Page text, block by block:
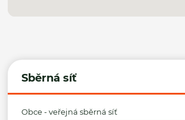
Sběrná síť
Obce - veřejná sběrná síť